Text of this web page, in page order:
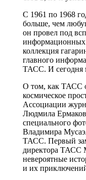
С 1961 по 1968
больше, чем
он провел под
информационных
коллекция
главного
ТАСС. И сегодня
О том, как ТАСС
космическое
Ассоциации
Людмила
специального
Владимира
ТАСС. Первый
директора ТАСС
невероятные
и их